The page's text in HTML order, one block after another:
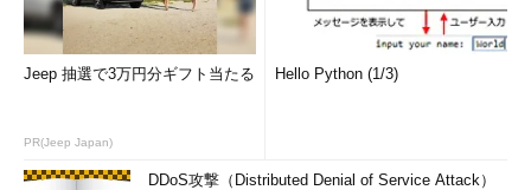
ンの Windows への更新プログラム提供をオフに
する：
有効
Jeep 抽選で3万円分ギフト当たる
PR(Jeep Japan)
Hello Python (1/3)
DDoS攻撃（Distributed Denial of Service Attack）